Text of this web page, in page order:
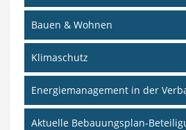
Bauen & Wohnen
Klimaschutz
Energiemanagement in der
Aktuelle Bebauungsplan-